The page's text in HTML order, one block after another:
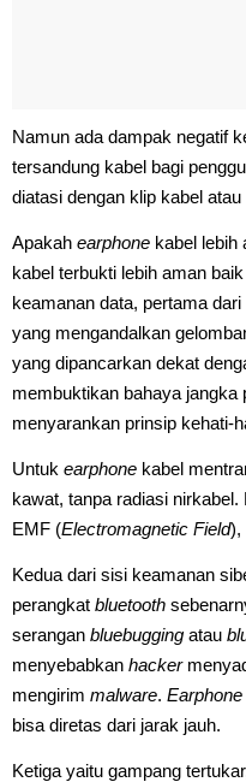
Namun ada dampak negatif
tersandung kabel bagi
diatasi dengan klip kabel
Apakah earphone kabel lebih
kabel terbukti lebih aman
keamanan data, pertama
yang mengandalkan
yang dipancarkan dekat
membuktikan bahaya jangka
menyarankan prinsip kehati-
Untuk earphone kabel
kawat, tanpa radiasi
EMF (Electromagnetic Field),
Kedua dari sisi keamanan
perangkat bluetooth
serangan bluebugging atau
menyebabkan hacker
mengirim malware. Earphone
bisa diretas dari jarak jauh.
Ketiga yaitu gampang